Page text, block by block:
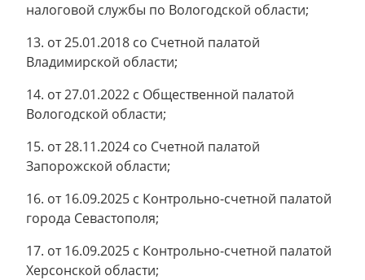
налоговой службы по Вологодской области;
13. от 25.01.2018 со Счетной палатой
Владимирской области;
14. от 27.01.2022 с Общественной палатой
Вологодской области;
15. от 28.11.2024 со Счетной палатой
Запорожской области;
16. от 16.09.2025 с Контрольно-счетной палатой
города Севастополя;
17. от 16.09.2025 с Контрольно-счетной палатой
Херсонской области;